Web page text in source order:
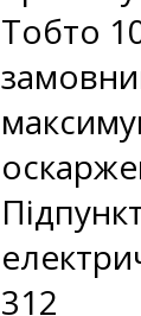
Тобто
312